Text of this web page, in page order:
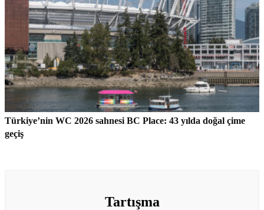
Türkiye’nin WC 2026 sahnesi BC Place: 43 yılda doğal çime
geçiş
Tartışma